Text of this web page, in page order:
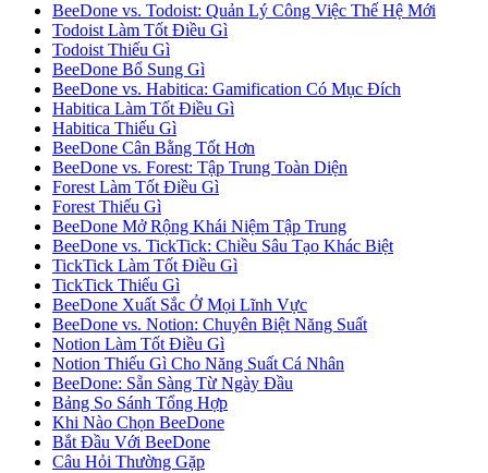
BeeDone vs. Todoist: Quản Lý Công Việc Thế Hệ Mới
Todoist Làm Tốt Điều Gì
Todoist Thiếu Gì
BeeDone Bổ Sung Gì
BeeDone vs. Habitica: Gamification Có Mục Đích
Habitica Làm Tốt Điều Gì
Habitica Thiếu Gì
BeeDone Cân Bằng Tốt Hơn
BeeDone vs. Forest: Tập Trung Toàn Diện
Forest Làm Tốt Điều Gì
Forest Thiếu Gì
BeeDone Mở Rộng Khái Niệm Tập Trung
BeeDone vs. TickTick: Chiều Sâu Tạo Khác Biệt
TickTick Làm Tốt Điều Gì
TickTick Thiếu Gì
BeeDone Xuất Sắc Ở Mọi Lĩnh Vực
BeeDone vs. Notion: Chuyên Biệt Năng Suất
Notion Làm Tốt Điều Gì
Notion Thiếu Gì Cho Năng Suất Cá Nhân
BeeDone: Sẵn Sàng Từ Ngày Đầu
Bảng So Sánh Tổng Hợp
Khi Nào Chọn BeeDone
Bắt Đầu Với BeeDone
Câu Hỏi Thường Gặp